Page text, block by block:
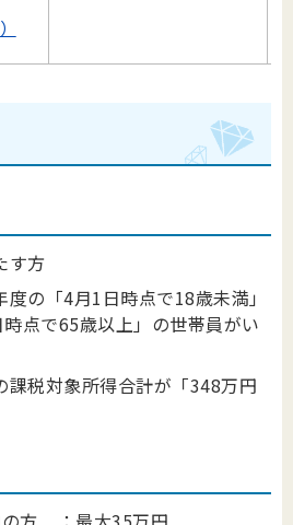
す方
の「4月1日時点で18歳未満」
点で65歳以上」の世帯員がい
課税対象所得合計が「348万円